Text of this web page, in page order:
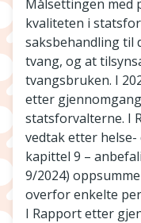
Målsettingen
kvaliteten i
saksbehandling til
tvang, og at
tvangsbruken. I
etter
statsforvalterne. I
vedtak etter
kapittel 9 –
9/2024)
overfor enkelte
I Rapport etter